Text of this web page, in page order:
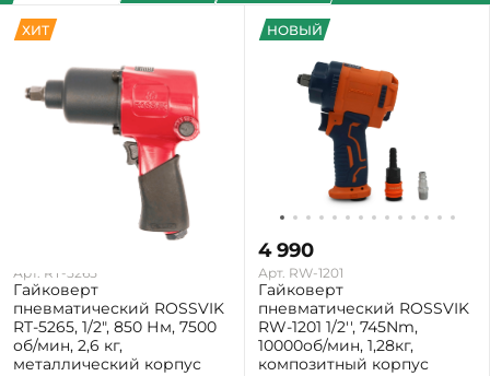
ХИТ
Арт. RT-5265
Гайковерт
пневматический ROSSVIK
RT-5265, 1/2", 850 Нм, 7500
об/мин, 2,6 кг,
металлический корпус
НОВЫЙ
4 990
Арт. RW-1201
Гайковерт
пневматический ROSSVIK
RW-1201 1/2'', 745Nm,
10000об/мин, 1,28кг,
композитный корпус